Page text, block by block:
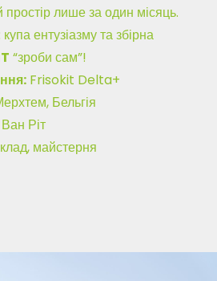
простір лише за один місяць.
ентузіазму та збірна
“зроби сам”!
Frisokit Delta+
Бельгія
Ріт
майстерня